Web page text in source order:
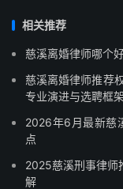
相关推荐
慈溪离婚律师哪个
慈溪离婚律师推荐
专业演进与选聘框
2026年6月最新慈
点
2025慈溪刑事律师
解